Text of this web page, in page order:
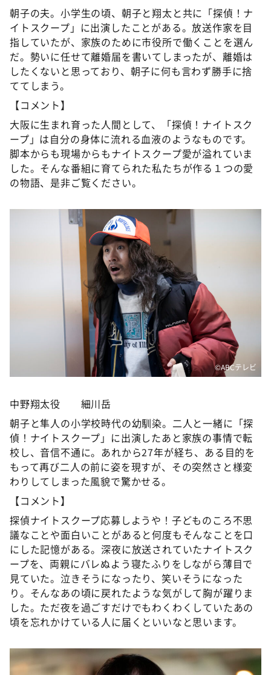
朝子の夫。小学生の頃、朝子と翔太と共に「探偵！ナ
イトスクープ」に出演したことがある。放送作家を目
指していたが、家族のために市役所で働くことを選ん
だ。勢いに任せて離婚届を書いてしまったが、離婚は
したくないと思っており、朝子に何も言わず勝手に捨
ててしまう。
【コメント】
大阪に生まれ育った人間として、「探偵！ナイトスク
ープ」は自分の身体に流れる血液のようなものです。
脚本からも現場からもナイトスクープ愛が溢れていま
した。そんな番組に育てられた私たちが作る１つの愛
の物語、是非ご覧ください。
©️ABCテレビ
中野翔太役 細川岳
朝子と隼人の小学校時代の幼馴染。二人と一緒に「探
偵！ナイトスクープ」に出演したあと家族の事情で転
校し、音信不通に。あれから27年が経ち、ある目的を
もって再び二人の前に姿を現すが、その突然さと様変
わりしてしまった風貌で驚かせる。
【コメント】
探偵ナイトスクープ応募しようや！子どものころ不思
議なことや面白いことがあると何度もそんなことを口
にした記憶がある。深夜に放送されていたナイトスク
ープを、両親にバレぬよう寝たふりをしながら薄目で
見ていた。泣きそうになったり、笑いそうになった
り。そんなあの頃に戻れたような気がして胸が躍りま
した。ただ夜を過ごすだけでもわくわくしていたあの
頃を忘れかけている人に届くといいなと思います。